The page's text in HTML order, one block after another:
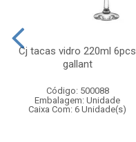
Cj tacas vidro 220ml 6pcs
gallant
Código: 500088
Embalagem: Unidade
Caixa Com: 6 Unidade(s)